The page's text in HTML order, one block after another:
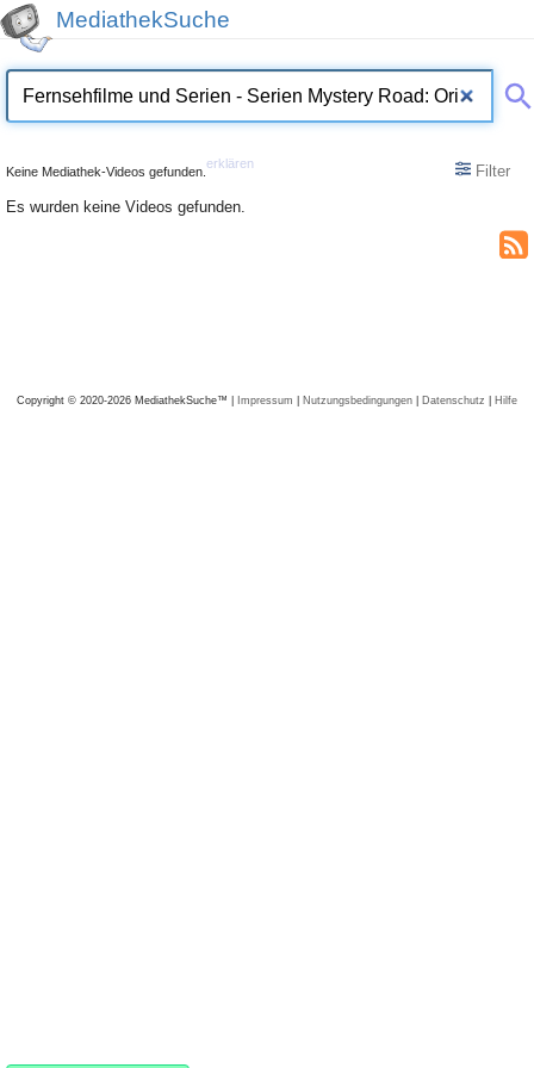
MediathekSuche
Keine Mediathek-Videos gefunden.
erklären
Filter
Es wurden keine Videos gefunden.
Copyright © 2020-2026 MediathekSuche™ | Impressum | Nutzungsbedingungen | Datenschutz | Hilfe